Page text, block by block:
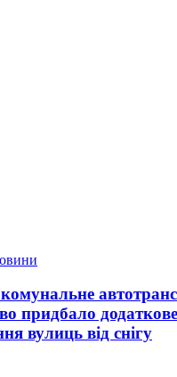
комунальне
придбало
вулиць від снігу